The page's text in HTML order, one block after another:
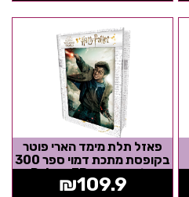
פאזל תלת מימד הארי פוטר
בקופסת מתכת דמוי ספר 300
חלקים מבית Prime 3D
₪109.9